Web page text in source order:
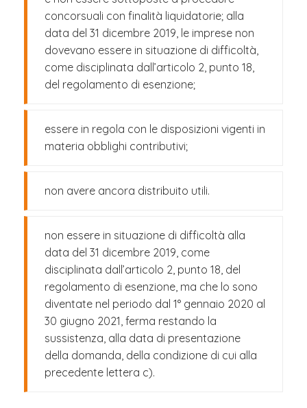
concorsuali con finalità liquidatorie; alla
data del 31 dicembre 2019, le imprese non
dovevano essere in situazione di difficoltà,
come disciplinata dall’articolo 2, punto 18,
del regolamento di esenzione;
essere in regola con le disposizioni vigenti in
materia obblighi contributivi;
non avere ancora distribuito utili.
non essere in situazione di difficoltà alla
data del 31 dicembre 2019, come
disciplinata dall’articolo 2, punto 18, del
regolamento di esenzione, ma che lo sono
diventate nel periodo dal 1° gennaio 2020 al
30 giugno 2021, ferma restando la
sussistenza, alla data di presentazione
della domanda, della condizione di cui alla
precedente lettera c).